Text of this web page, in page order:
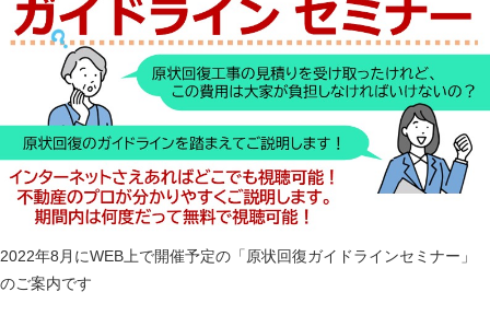
2022年8月にWEB上で開催予定の「原状回復ガイドラインセミナー」
のご案内です